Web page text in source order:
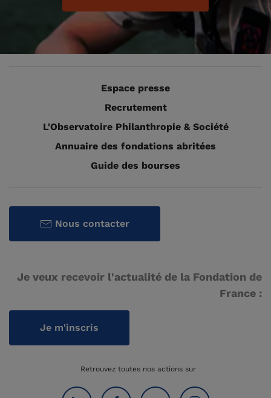
Espace presse
Recrutement
L'Observatoire Philanthropie & Société
Annuaire des fondations abritées
Guide des bourses
Nous contacter
Je veux recevoir l'actualité de la Fondation de
France :
Je m'inscris
Retrouvez toutes nos actions sur